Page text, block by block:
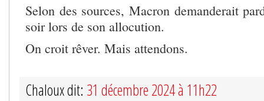
Selon des sources, Macron demanderait
soir lors de son allocution.
On croit rêver. Mais attendons.
Chaloux dit: 31 décembre 2024 à 11h22